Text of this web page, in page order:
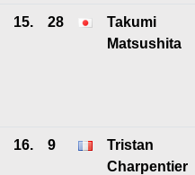
15. 28
Takumi
Matsushita
16. 9
Tristan
Charpentier